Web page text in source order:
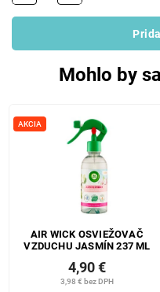
Mohlo by
AKCIA
AIR WICK OSVIEŽOVAČ
VZDUCHU JASMÍN 237 ML
3,98 € bez DPH
4,90 €